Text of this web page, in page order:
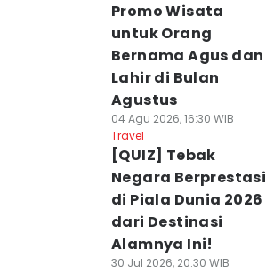
Promo Wisata
untuk Orang
Bernama Agus dan
Lahir di Bulan
Agustus
04 Agu 2026, 16:30 WIB
Travel
[QUIZ] Tebak
Negara Berprestasi
di Piala Dunia 2026
dari Destinasi
Alamnya Ini!
30 Jul 2026, 20:30 WIB